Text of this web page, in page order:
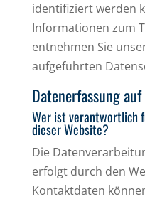
identifiziert werden
Informationen zum
entnehmen Sie
aufgeführten
Datenerfassung
Wer ist verantwortlich
dieser Website?
Die
erfolgt durch den
Kontaktdaten